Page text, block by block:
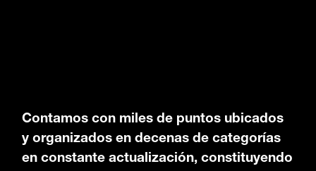
Contamos con miles de puntos ubicados
y organizados en decenas de categorías
en constante actualización, constituyendo